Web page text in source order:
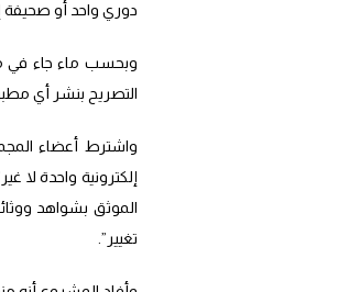
دوري واحد أو صحيفة
التصريح بنشر أي
واشترط أعضاء
إلكترونية واحدة لا
الموثق بشواهد
تغيير”.